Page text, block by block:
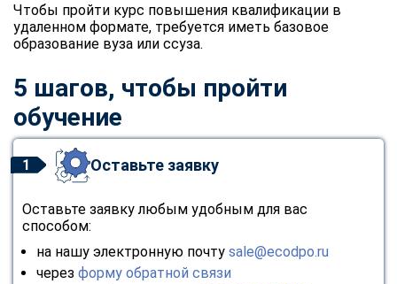
Чтобы пройти курс повышения квалификации в
удаленном формате, требуется иметь базовое
образование вуза или ссуза.
5 шагов, чтобы пройти
обучение
1 Оставьте заявку
Оставьте заявку любым удобным для вас
способом:
на нашу электронную почту sale@ecodpo.ru
через форму обратной связи